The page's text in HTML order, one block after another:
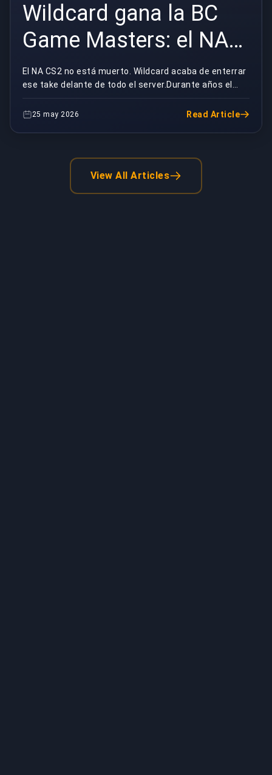
Wildcard gana la BC
Game Masters: el NA
CS2 revive |
BuyBoosting
El NA CS2 no está muerto. Wildcard acaba de enterrar
ese take delante de todo el server.Durante años el
chiste se escribía solo. "Counter-Strike norte...
25 may 2026 Read Article
View All Articles